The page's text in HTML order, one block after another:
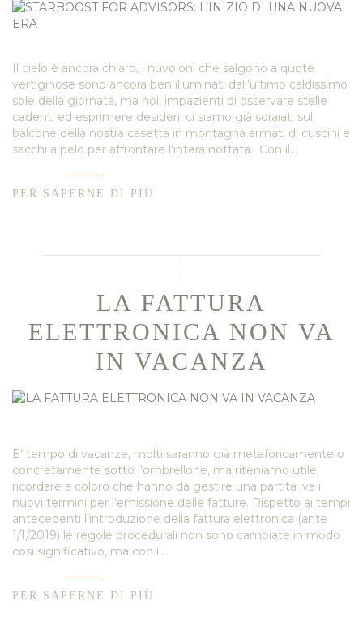
Il cielo è ancora chiaro, i nuvoloni che salgono a quote
vertiginose sono ancora ben illuminati dall’ultimo caldissimo
sole della giornata, ma noi, impazienti di osservare stelle
cadenti ed esprimere desideri, ci siamo già sdraiati sul
balcone della nostra casetta in montagna armati di cuscini e
sacchi a pelo per affrontare l’intera nottata. Con il…
PER SAPERNE DI PIÙ
LA FATTURA
ELETTRONICA NON VA
IN VACANZA
E’ tempo di vacanze, molti saranno già metaforicamente o
concretamente sotto l’ombrellone, ma riteniamo utile
ricordare a coloro che hanno da gestire una partita iva i
nuovi termini per l’emissione delle fatture. Rispetto ai tempi
antecedenti l’introduzione della fattura elettronica (ante
1/1/2019) le regole procedurali non sono cambiate in modo
così significativo, ma con il…
PER SAPERNE DI PIÙ